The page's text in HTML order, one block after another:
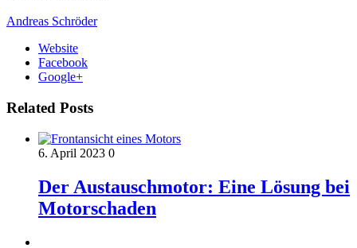
Andreas Schröder
Website
Facebook
Google+
Related Posts
6. April 2023 0
Der Austauschmotor: Eine Lösung bei
Motorschaden